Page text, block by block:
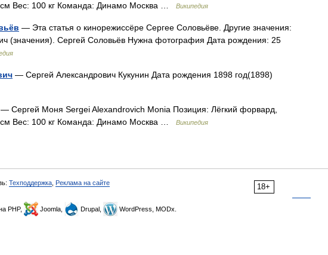
Вес: 100 кг Команда: Динамо Москва …
Википедия
— Эта статья о кинорежиссёре Сергее Соловьёве. Другие значения:
(значения). Сергей Соловьёв Нужна фотография Дата рождения: 25
— Сергей Александрович Кукунин Дата рождения 1898 год(1898)
— Сергей Моня Sergei Alexandrovich Monia Позиция: Лёгкий форвард,
Вес: 100 кг Команда: Динамо Москва …
Википедия
18+
Техподдержка Реклама на сайте
PHP, Joomla, Drupal, WordPress, MODx.